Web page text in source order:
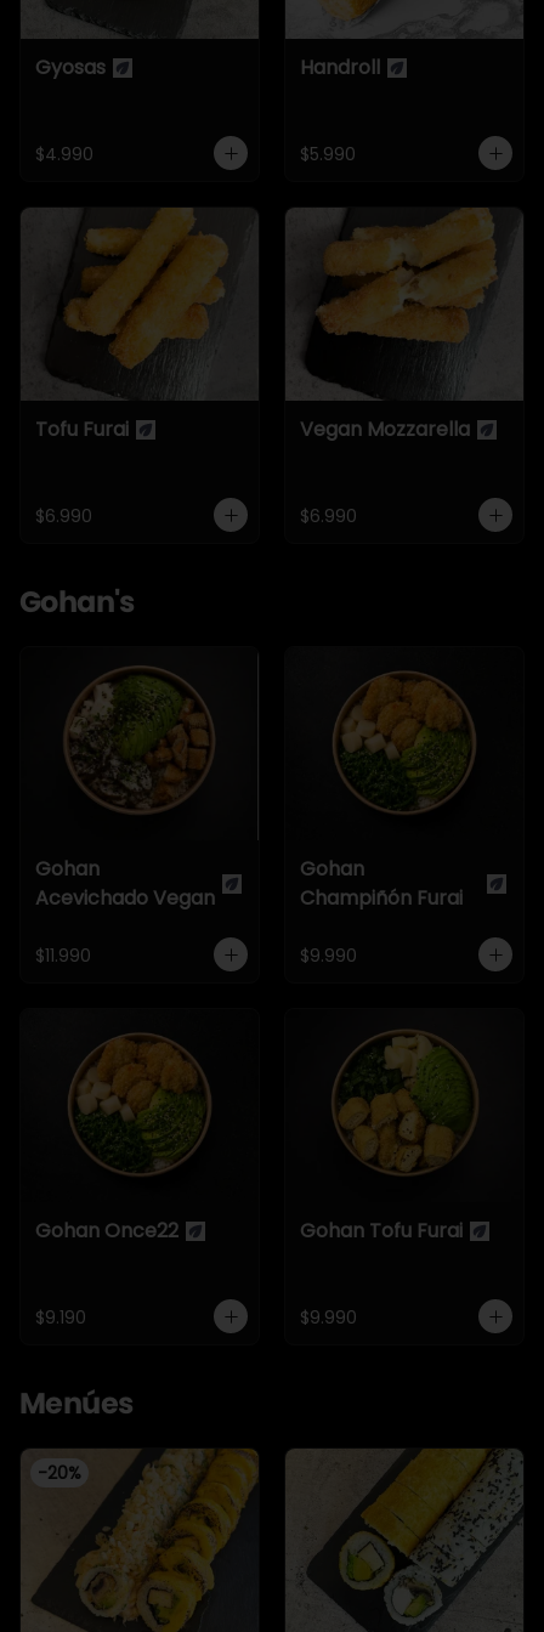
Gyosas
$4.990
Handroll
$5.990
Tofu Furai
$6.990
Vegan Mozzarella
$6.990
Gohan's
Gohan
Acevichado Vegan
$11.990
Gohan
Champiñón Furai
$9.990
Gohan Once22
$9.190
Gohan Tofu Furai
$9.990
Menúes
-20%